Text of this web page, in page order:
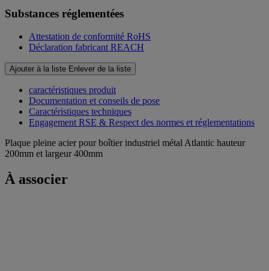
Substances réglementées
Attestation de conformité RoHS
Déclaration fabricant REACH
Ajouter à la liste Enlever de la liste
caractéristiques produit
Documentation et conseils de pose
Caractéristiques techniques
Engagement RSE & Respect des normes et réglementations
Plaque pleine acier pour boîtier industriel métal Atlantic hauteur
200mm et largeur 400mm
À associer